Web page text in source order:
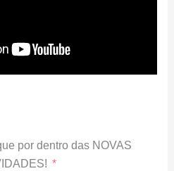
por dentro das NOVAS